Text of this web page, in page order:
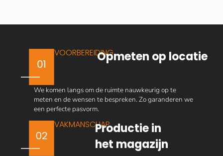
VOORBEREIDINGOpmeten op locatie
We komen langs om de ruimte nauwkeurig op te
meten en de wensen te bespreken. Zo garanderen we
een perfecte pasvorm.
VAKMANSCHAPProductie in
het magazijn